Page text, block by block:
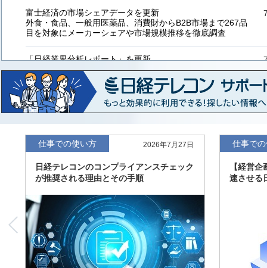
富士経済の市場シェアデータを更新
外食・食品、一般用医薬品、消費財からB2B市場まで267品
目を対象にメーカーシェアや市場規模推移を徹底調査
「日経業界分析レポート」を更新
「工業用プラスチック製品」「システムインテグレーター」
など20業界の内容を刷新
「東洋経済海外進出企業情報」の2026年版、約3万6千社を
収録
「東洋経済外資系企業情報」の2026年版、約3,100社を収録
「日経POS情報マーケットレポート」の最新版、10～3月実
績の市場動向を速報
「東洋経済会社四季報」2026年夏号に更新、新たに2027年
度の予想を実施
仕事での使い方 2026年7月27日
日経テレコンのコンプライアンスチェック
が推奨される理由とその手順
仕事で
【経営
速させる